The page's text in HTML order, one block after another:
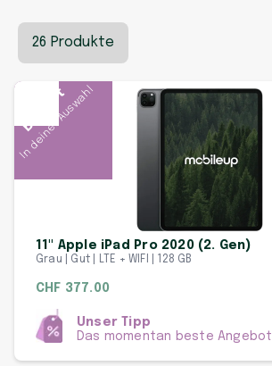
26 Produkte
Beliebt
In deiner Auswahl
11" Apple iPad Pro 2020 (2. Gen)
Grau | Gut | LTE + WIFI | 128 GB
CHF 377.00
Unser Tipp
Das momentan beste Angebot